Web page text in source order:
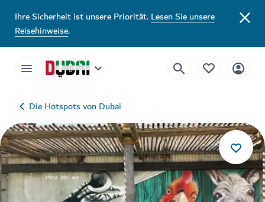
Ihre Sicherheit ist unsere Priorität.Lesen Sie unsere
Reisehinweise.
Die Hotspots von Dubai